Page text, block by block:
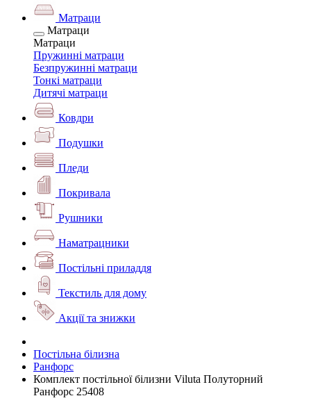
Матраци
Матраци
Матраци
Пружинні матраци
Безпружинні матраци
Тонкі матраци
Дитячі матраци
Ковдри
Подушки
Пледи
Покривала
Рушники
Наматрацники
Постільні приладдя
Текстиль для дому
Акції та знижки
Постільна білизна
Ранфорс
Комплект постільної білизни Viluta Полуторний
Ранфорс 25408